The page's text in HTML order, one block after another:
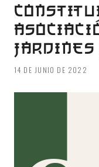
JARDINES
14 DE JUNIO DE 2022